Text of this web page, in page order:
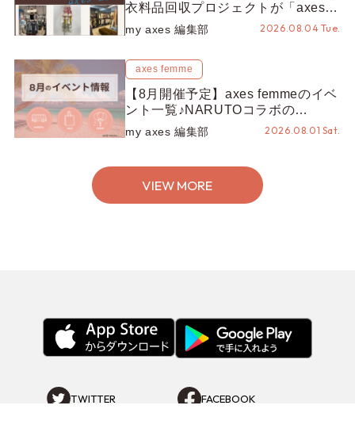
衣料品回収プロジェクトが「axes
LOOP」にアップデート！活用する
とポイントが手に入る◎
my axes 編集部 2026.08.04 Tue.
axes femme
【8月開催予定】axes femmeのイベ
ント一覧♪NARUTOコラボの
REZEN POPUPから、プチYour
Stage.、ティーパーティまで！8月
my axes 編集部 2026.08.01 Sat.
VIEW MORE
TWITTER
FACEBOOK